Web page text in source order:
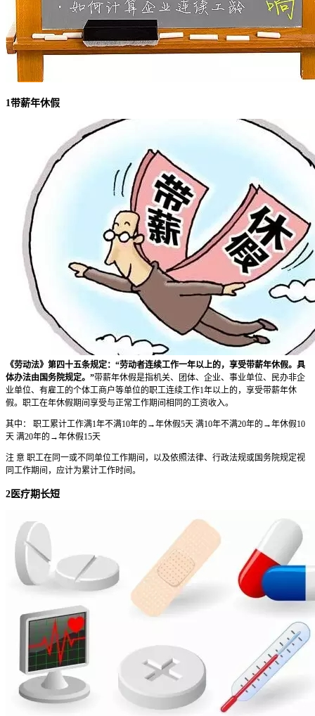
1带薪年休假
《劳动法》第四十五条规定：“劳动者连续工作一年以上的，享受带薪年休假。具
体办法由国务院规定。”带薪年休假是指机关、团体、企业、事业单位、民办非企
业单位、有雇工的个体工商户等单位的职工连续工作1年以上的，享受带薪年休
假。职工在年休假期间享受与正常工作期间相同的工资收入。
其中： 职工累计工作满1年不满10年的→年休假5天 满10年不满20年的→年休假10
天 满20年的→年休假15天
注 意 职工在同一或不同单位工作期间，以及依照法律、行政法规或国务院规定视
同工作期间，应计为累计工作时间。
2医疗期长短